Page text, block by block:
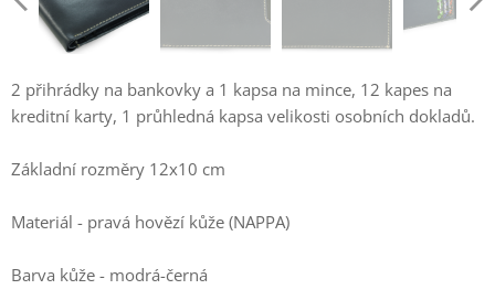
2 přihrádky na bankovky a 1 kapsa na mince, 12 kapes na
kreditní karty, 1 průhledná kapsa velikosti osobních dokladů.
Základní rozměry 12x10 cm
Materiál - pravá hovězí kůže (NAPPA)
Barva kůže - modrá-černá